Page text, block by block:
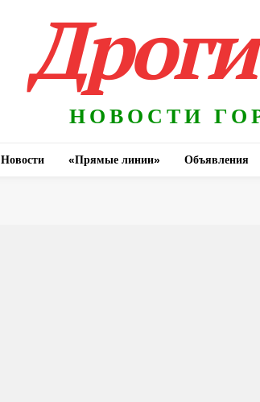
НОВОСТИ
Новости «Прямые линии» Объявления